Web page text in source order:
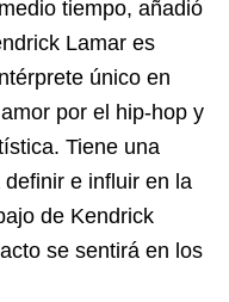
tiempo, añadió
Lamar es
único en
por el hip-hop y
Tiene una
e influir en la
de Kendrick
se sentirá en los